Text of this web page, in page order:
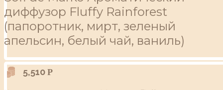
диффузор Fluffy Rainforest
(папоротник, мирт, зеленый
апельсин, белый чай, ваниль)
5,510 Р